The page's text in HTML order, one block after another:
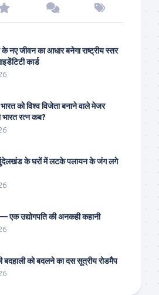
नए जीवन का आधार बनेगा राष्ट्रीय स्तर
कार्ड
भारत को विश्व विजेता बनाने वाले मेजर
भारत रत्न कब?
के घरों में लटके पलायन के जंग लगे
— एक उद्योगपति की अनकही कहानी
को बदलने का दस सूत्रीय रोडमैप